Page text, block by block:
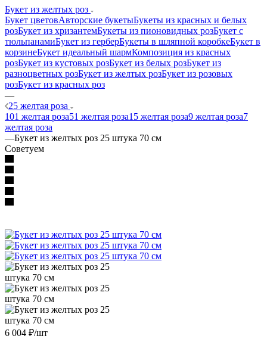
Букет из желтых роз
Букет цветовАвторские букетыБукеты из красных и белых
розБукет из хризантемБукеты из пионовидных розБукет с
тюльпанамиБукет из герберБукеты в шляпной коробкеБукет в
корзинеБукет идеальный шармКомпозиция из красных
розБукет из кустовых розБукет из белых розБукет из
разноцветных розБукет из желтых розБукет из розовых
розБукет из красных роз
—
25 желтая роза
101 желтая роза51 желтая роза15 желтая роза9 желтая роза7
желтая роза
—Букет из желтых роз 25 штука 70 см
Советуем
6 004 ₽/шт